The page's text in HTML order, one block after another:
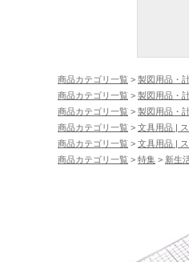
商品カテゴリ一覧 > 製図用品・
商品カテゴリ一覧 > 製図用品・
商品カテゴリ一覧 > 製図用品・
商品カテゴリ一覧 > 文具用品 |
商品カテゴリ一覧 > 文具用品 |
商品カテゴリ一覧 > 特集 > 新生